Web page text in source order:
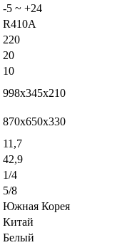
-5 ~ +24
R410A
220
20
10
998x345x210
870x650x330
11,7
42,9
1/4
5/8
Южная Корея
Китай
Белый